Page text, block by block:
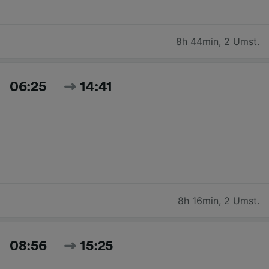
8h 44min, 2 Umst.
06:25 14:41
8h 16min, 2 Umst.
08:56 15:25